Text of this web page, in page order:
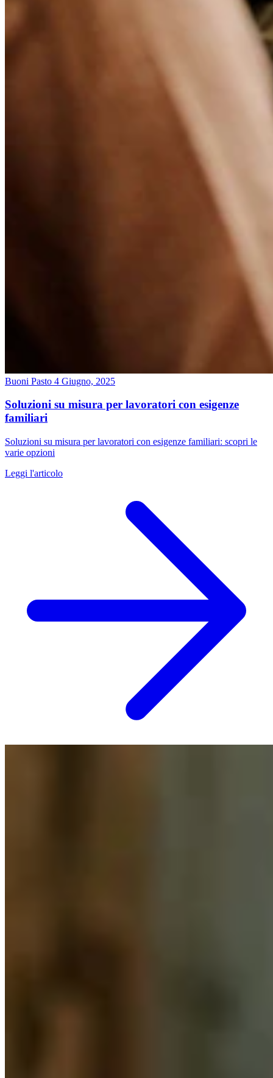
Buoni Pasto 4 Giugno, 2025
Soluzioni su misura per lavoratori con esigenze
familiari
Soluzioni su misura per lavoratori con esigenze familiari: scopri le
varie opzioni
Leggi l'articolo